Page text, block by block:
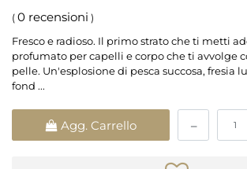
( 0 recensioni )
Fresco e radioso. Il primo strato che ti metti
profumato per capelli e corpo che ti avvolge
pelle. Un'esplosione di pesca succosa, fresia
fond ...
Agg. Carrello